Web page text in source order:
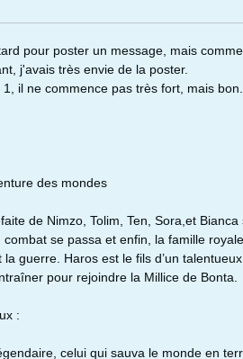
pour poster un message, mais
j'avais très envie de la poster.
il ne commence pas très fort, mais
des mondes
de Nimzo, Tolim, Ten, Sora,et
combat se passa et enfin, la famille
la guerre. Haros est le fils d’un
pour rejoindre la Millice de Bonta.
:
celui qui sauva le monde en